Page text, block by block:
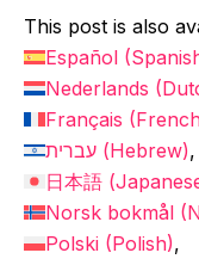
This post is also
Español (
Nederlands (
Français (
עברית (Hebrew)
日本語 (
Norsk bokmål (
Polski (Polish)